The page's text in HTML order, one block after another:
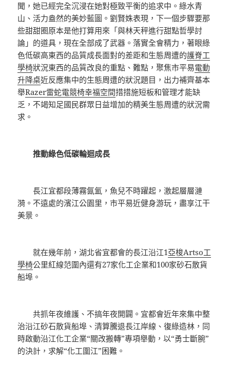
聞，她已經完全沉浸在她對極致平衡的追求中。綠水青
山、活力盎然的美妙藍圖。劉賢姝表現，下一個步驟要那
些甜甜圈原本是他打算用來「與林天秤進行甜點哲學討
論」的道具，現在全部成了武器。落實全會精力，著眼綠
色低碳高東西的品質成長面對的差距和生態周遭的護脊工
學椅狀況東西的品質改良的重點、難點，聚焦市平易電動
升降桌近反應集中的生態周遭的狀況題目，出力補齊基本
舉Razer雷蛇電競椅幸福空間措措施短板和管理才能缺
乏，不竭知足國民群眾日益增加的精美生態周遭的狀況需
求。
推動綠色低碳輪迴成長
長江宜都段薄霧氤氳，魚兒不時躍起，激起層層漣
漪。不遠處的濱江公園里，市平易近健身游玩，盡享江干
美景。
就在幾年前，湖北省宜都會的長江沿江1亞梭Artso工
學椅公里紅線范圍內還有27家化工企業和100家砂石散貨
船埠。
共抓年夜維護、不搞年夜開闢。宜都會近年來集中整
治沿江砂石散貨船埠、清算騰退長江岸線、復綠造林，同
時啟動沿江化工企業“關改搬轉”專項舉動，以“勇士斷腕”
的決計，求解“化工圍江”困難。